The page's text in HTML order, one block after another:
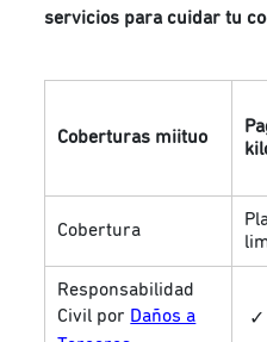
servicios para cuidar tu
Coberturas miituo
Cobertura
Responsabilidad
Civil por Daños a
✓